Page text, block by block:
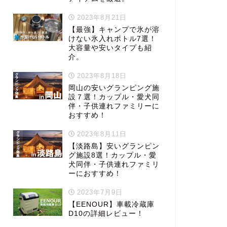
2023年8月21日
【最強】キャンプで氷が溶
けない氷入れボトル7選！
大容量や安いタイプも紹
介。
2023年8月18日
岡山の安いグランピング施
設７選！カップル・愛犬同
伴・子供連れファミリーに
おすすめ！
2023年8月11日
【淡路島】安いグランピン
グ施設8選！カップル・愛
犬同伴・子供連れファミリ
ーにおすすめ！
2023年7月9日
【EENOUR】車載冷蔵庫
D10の詳細レビュー！